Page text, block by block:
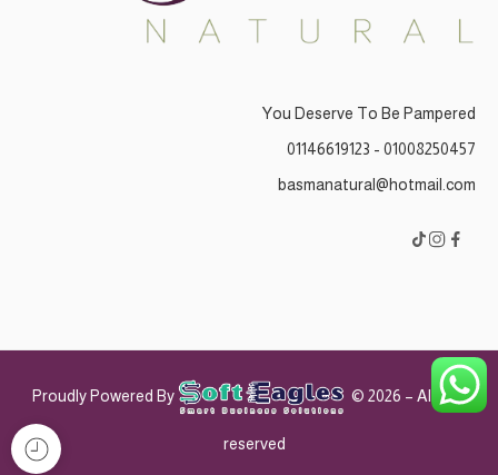
You Deserve To Be Pampered
01008250457 - 01146619123
basmanatural@hotmail.com
Proudly Powered By © 2026 – All Right
reserved